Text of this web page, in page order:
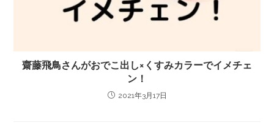
齋藤飛鳥さんがおでこ出し×くすみカラーでイメチェ
ン！
2021年3月17日